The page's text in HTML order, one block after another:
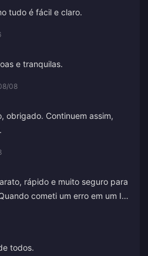
tudo é fácil e claro.
e tranquilas.
08
obrigado. Continuem assim,
rápido e muito seguro para
cometi um erro em um ID
todos.